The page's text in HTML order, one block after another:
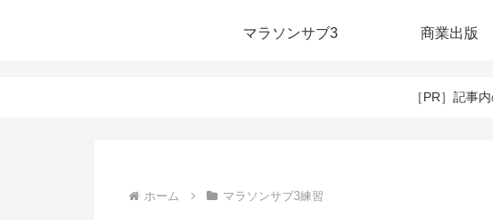
マラソンサブ3 商業出版
［PR］記事
ホーム マラソンサブ3練習